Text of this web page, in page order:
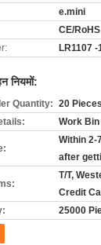
e.mini
CE/RoHS
LR1107
नियमों:
Quantity: 20 Pieces
Work
Within 2-
after
T/T,
Credit
25000